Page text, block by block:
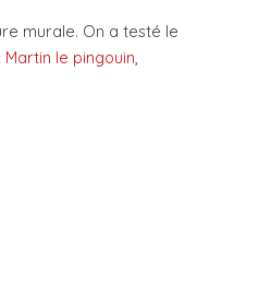
murale. On a testé le
Martin le pingouin,